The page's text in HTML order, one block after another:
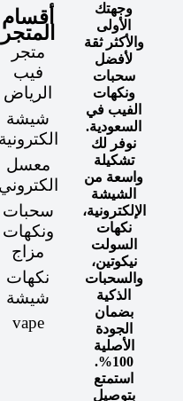
وجهتك
الأولى
والأكثر ثقة
لأفضل
سحبات
ونكهات
الفيب في
السعودية.
نوفر لك
تشكيلة
واسعة من
الشيشة
الإلكترونية،
نكهات
السولت
نيكوتين،
والسحبات
الذكية
بضمان
الجودة
الأصلية
100%.
استمتع
بتوصيل
أقسام
المتجر
متجر
فيب
الرياض
شيشة
الكترونية
معسل
الكتروني
سحبات
ونكهات
مزاج
نكهات
شيشة
vape